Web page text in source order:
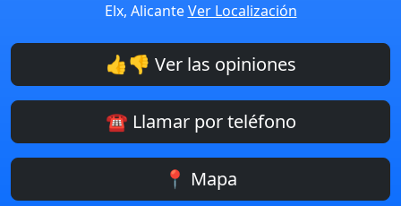
Elx, AlicanteVer Localización
👍👎 Ver las opiniones
☎️ Llamar por teléfono
📍 Mapa